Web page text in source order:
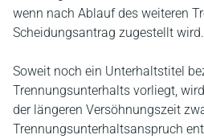
wenn nach Ablauf des weiteren
Scheidungsantrag zugestellt wird.
Soweit noch ein Unterhaltstitel
Trennungsunterhalts vorliegt,
der längeren Versöhnungszeit
Trennungsunterhaltsanspruch